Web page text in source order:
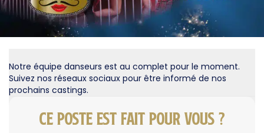
Notre équipe danseurs est au complet pour le moment.
Suivez nos réseaux sociaux pour être informé de nos
prochains castings.
Ce poste est fait pour vous ?